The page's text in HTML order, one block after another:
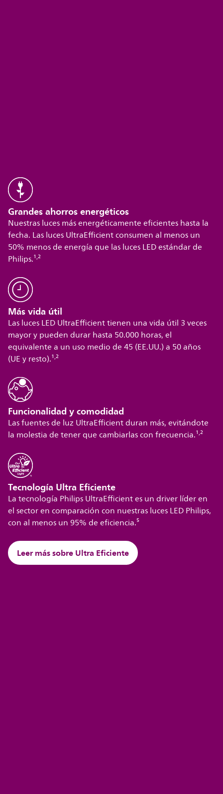
Grandes ahorros energéticos
Nuestras luces más energéticamente eficientes hasta la
fecha. Las luces UltraEfficient consumen al menos un
50% menos de energía que las luces LED estándar de
Philips.¹,²
Más vida útil
Las luces LED UltraEfficient tienen una vida útil 3 veces
mayor y pueden durar hasta 50.000 horas, el
equivalente a un uso medio de 45 (EE.UU.) a 50 años
(UE y resto).¹,²
Funcionalidad y comodidad
Las fuentes de luz UltraEfficient duran más, evitándote
la molestia de tener que cambiarlas con frecuencia.¹,²
Tecnología Ultra Eficiente
La tecnología Philips UltraEfficient es un driver líder en
el sector en comparación con nuestras luces LED Philips,
con al menos un 95% de eficiencia.⁵
Leer más sobre Ultra Eficiente